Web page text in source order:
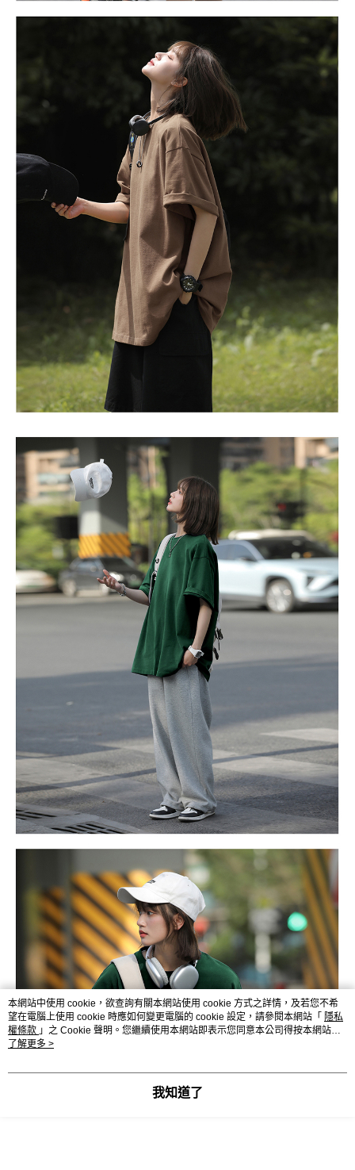
本網站中使用 cookie，欲查詢有關本網站使用 cookie 方式之詳情，及若您不希
望在電腦上使用 cookie 時應如何變更電腦的 cookie 設定，請參閱本網站「 隱私
權條款 」之 Cookie 聲明。您繼續使用本網站即表示您同意本公司得按本網站使
用條款之 Cookie 聲明使用 cookie。
了解更多 >
我知道了